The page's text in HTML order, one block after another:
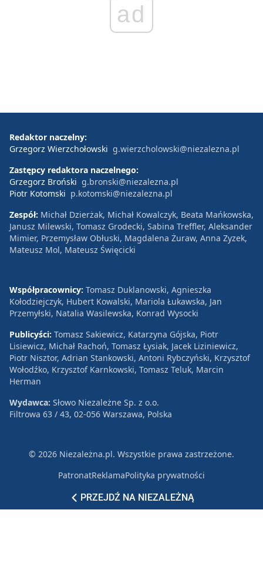
ad
PRZEJDŹ NA NIEZALEŻNĄ
Redaktor naczelny:
Grzegorz Wierzchołowski g.wierzcholowski@niezalezna.pl
Zastępcy redaktora naczelnego:
Grzegorz Broński g.bronski@niezalezna.pl
Piotr Kotomski p.kotomski@niezalezna.pl
Zespół: Michał Dzierżak, Michał Kowalczyk, Beata Mańkowska,
Janusz Milewski, Tomasz Grodecki, Sabina Treffler, Aleksander
Mimier, Przemysław Obłuski, Magdalena Żuraw, Anna Zyzek,
Mateusz Mol, Mateusz Święcicki
Współpracownicy: Tomasz Duklanowski, Agnieszka
Kołodziejczyk, Hubert Kowalski, Mariola Łukawska, Jan
Przemyłski, Natalia Wasilewska, Konrad Wysocki
Publicyści: Tomasz Sakiewicz, Katarzyna Gójska, Piotr
Lisiewicz, Michał Rachoń, Tomasz Łysiak, Jacek Liziniewicz,
Piotr Nisztor, Adrian Stankowski, Antoni Rybczyński, Krzysztof
Wołodźko, Krzysztof Karnkowski, Tomasz Teluk, Marcin
Herman
Wydawca: Słowo Niezależne Sp. z o.o.
Filtrowa 63 / 43, 02-056 Warszawa, Polska
© 2026 Niezależna.pl. Wszystkie prawa zastrzeżone.
PatronatReklamaPolityka prywatności